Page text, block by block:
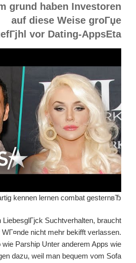
grund haben Investoren
auf diese Weise groГџe
vor Dating-AppsEta
kennen lernen combat gesternвЂ¦
Suchtverhalten, braucht
nicht mehr bekifft verlassen.
Parship Unter anderem Apps wie
dazu, weil man bequem vom Sofa